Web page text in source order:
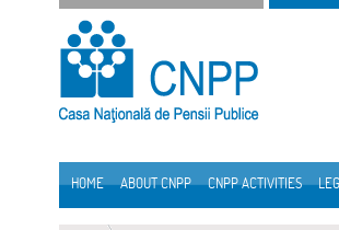
Skip to Content
HOME ABOUT CNPP CNPP ACTIVITIES